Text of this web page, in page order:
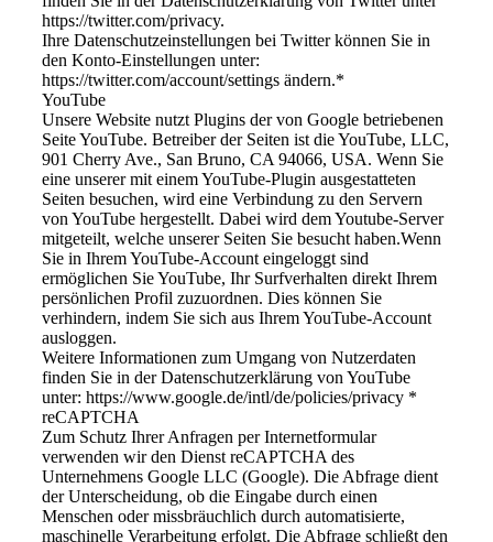
https://twitter.com/privacy.
Ihre Datenschutzeinstellungen bei Twitter können Sie in
den Konto-Einstellungen unter:
https://twitter.com/account/settings ändern.*
YouTube
Unsere Website nutzt Plugins der von Google betriebenen
Seite YouTube. Betreiber der Seiten ist die YouTube, LLC,
901 Cherry Ave., San Bruno, CA 94066, USA. Wenn Sie
eine unserer mit einem YouTube-Plugin ausgestatteten
Seiten besuchen, wird eine Verbindung zu den Servern
von YouTube hergestellt. Dabei wird dem Youtube-Server
mitgeteilt, welche unserer Seiten Sie besucht haben.Wenn
Sie in Ihrem YouTube-Account eingeloggt sind
ermöglichen Sie YouTube, Ihr Surfverhalten direkt Ihrem
persönlichen Profil zuzuordnen. Dies können Sie
verhindern, indem Sie sich aus Ihrem YouTube-Account
ausloggen.
Weitere Informationen zum Umgang von Nutzerdaten
finden Sie in der Datenschutzerklärung von YouTube
unter: https://www.google.de/intl/de/policies/privacy *
reCAPTCHA
Zum Schutz Ihrer Anfragen per Internetformular
verwenden wir den Dienst reCAPTCHA des
Unternehmens Google LLC (Google). Die Abfrage dient
der Unterscheidung, ob die Eingabe durch einen
Menschen oder missbräuchlich durch automatisierte,
maschinelle Verarbeitung erfolgt. Die Abfrage schließt den